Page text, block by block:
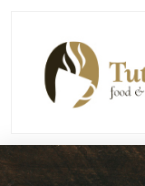
content